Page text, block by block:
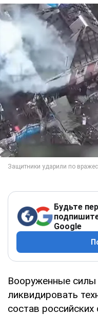
Будьте
Google
Вооруженные
ликвидировать
состав